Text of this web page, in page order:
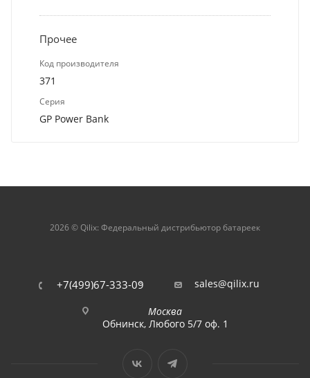
Прочее
Код производителя
371
Серия
GP Power Bank
2026 © Qilix: Федеральный дистрибьютор батареек
+7(499)67-333-09 sales@qilix.ru
Москва
Обнинск, Любого 5/7 оф. 1